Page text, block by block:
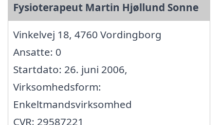
Fysioterapeut Martin Hjøllund Sonne
Vinkelvej 18, 4760 Vordingborg
Ansatte: 0
Startdato: 26. juni 2006,
Virksomhedsform:
Enkeltmandsvirksomhed
CVR: 29587221